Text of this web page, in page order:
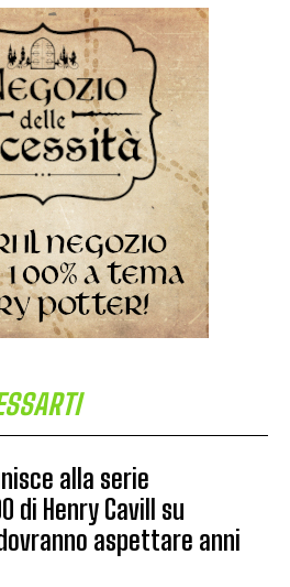
alla serie
di Henry Cavill su
aspettare anni